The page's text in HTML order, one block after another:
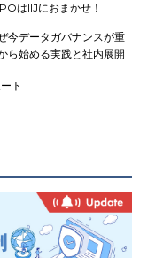
はIIJにおまかせ！
今データガバナンスが重
ら始める実践と社内展開
ト